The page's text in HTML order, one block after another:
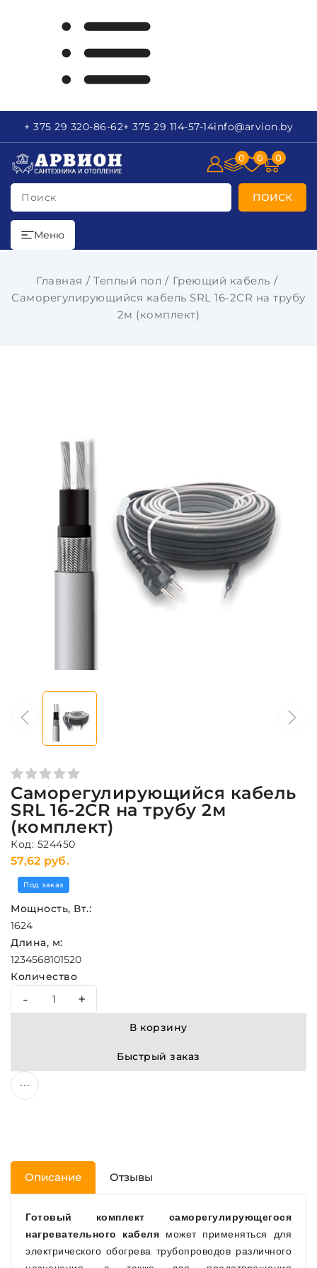
+ 375 29 320-86-62+ 375 29 114-57-14info@arvion.by
Поиск ПОИСК
0 0 0
Меню
Главная Теплый пол
Греющий кабель
Саморегулирующийся кабель SRL 16-2CR на трубу
2м (комплект)
Саморегулирующийся кабель
SRL 16-2CR на трубу 2м
(комплект)
Код: 524450
57,62 руб.
Под заказ
Мощность, Вт.:
1624
Длина, м:
1234568101520
Количество
- +
В корзину
Быстрый заказ
Описание Отзывы
Готовый комплект саморегулирующегося
нагревательного кабеля может применяться для
электрического обогрева трубопроводов различного